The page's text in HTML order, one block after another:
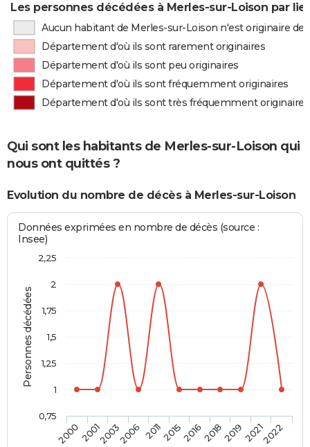
Les personnes décédées à Merles-sur-Loison par
Aucun habitant de Merles-sur-Loison n'est originaire de
Département d'où ils sont rarement originaires
Département d'où ils sont peu originaires
Département d'où ils sont fréquemment originaires
Département d'où ils sont très fréquemment originaires
Qui sont les habitants de Merles-sur-Loison qui
nous ont quittés ?
Evolution du nombre de décès à Merles-sur-Loison
Personnes décédées
Données exprimées en nombre de décès (source :
Insee)
2000200120032006 2011201520162018201920212022
0,75
1
1,25
1,5
1,75
2
2,25